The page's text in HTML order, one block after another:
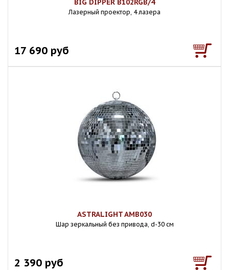
BIG DIPPER B102RGB/4
Лазерный проектор, 4 лазера
17 690 руб
ASTRALIGHT AMB030
Шар зеркальный без привода, d-30 см
2 390 руб